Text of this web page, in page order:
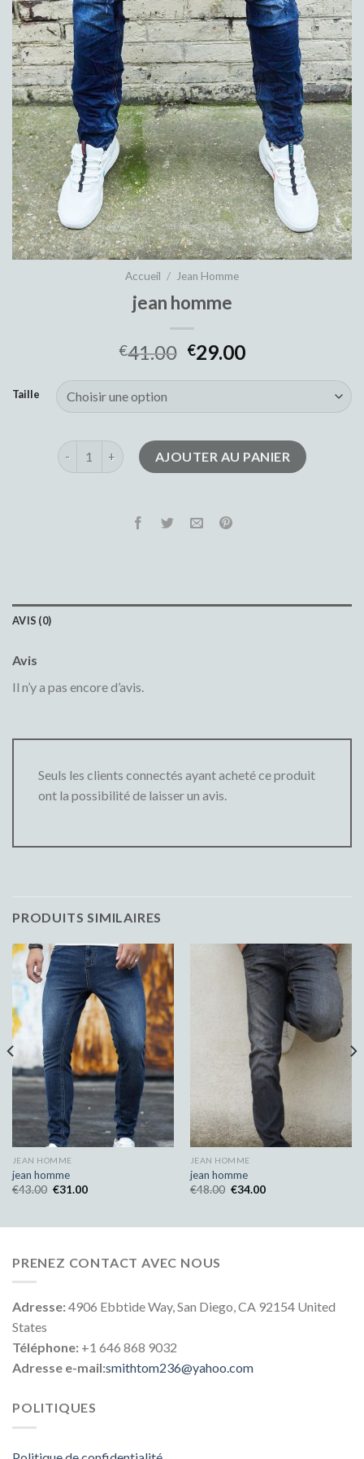
Accueil / Jean Homme
jean homme
€41.00 €29.00
Taille
quantité de jean hommeAJOUTER AU PANIER
AVIS (0)
Avis
Il n’y a pas encore d’avis.
Seuls les clients connectés ayant acheté ce produit
ont la possibilité de laisser un avis.
PRODUITS SIMILAIRES
JEAN HOMME
jean homme
€43.00 €31.00
JEAN HOMME
jean homme
€48.00 €34.00
PRENEZ CONTACT AVEC NOUS
Adresse:4906 Ebbtide Way, San Diego, CA 92154 United
States
Téléphone: +1 646 868 9032
Adresse e-mail:smithtom236@yahoo.com
POLITIQUES